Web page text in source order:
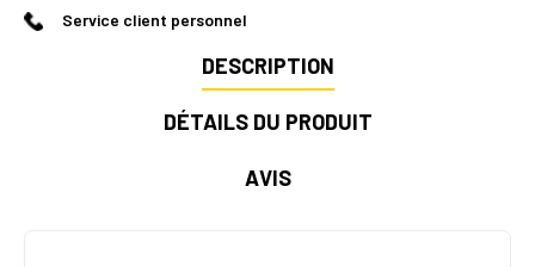
Service client personnel
DESCRIPTION
DÉTAILS DU PRODUIT
AVIS